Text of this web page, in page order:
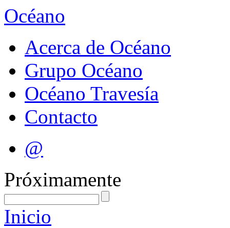
Océano
Acerca de Océano
Grupo Océano
Océano Travesía
Contacto
@
Próximamente
Inicio